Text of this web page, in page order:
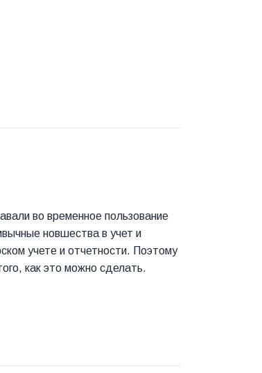
во временное пользование
новшества в учет и
учете и отчетности. Поэтому
как это можно сделать.